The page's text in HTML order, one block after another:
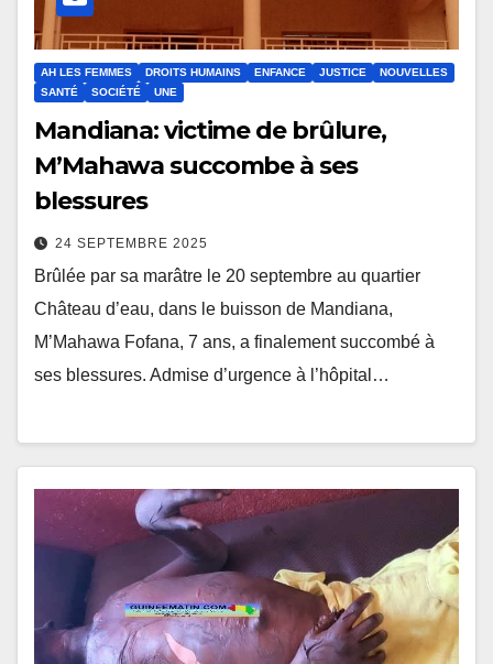
AH LES FEMMES DROITS HUMAINS ENFANCE JUSTICE
NOUVELLES
SANTÉ
SOCIÉTÉ UNE
Mandiana: victime de brûlure,
M’Mahawa succombe à ses
blessures
24 SEPTEMBRE 2025
Brûlée par sa marâtre le 20 septembre au quartier
Château d’eau, dans le buisson de Mandiana,
M’Mahawa Fofana, 7 ans, a finalement succombé à
ses blessures. Admise d’urgence à l’hôpital…